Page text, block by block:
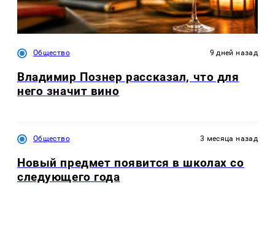
Общество 9 дней назад
Владимир Познер рассказал, что для
него значит вино
Общество 3 месяца назад
Новый предмет появится в школах со
следующего года